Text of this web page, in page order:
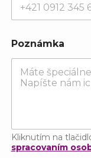
é
P
r
s
k
o
Poznámka
Kliknutím na
spracovaním